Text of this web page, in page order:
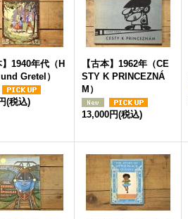
1940年代（H
Gretel）
(税込)
【古本】1962年（CE
STY K PRINCEZNÁ
M）
13,000円(税込)